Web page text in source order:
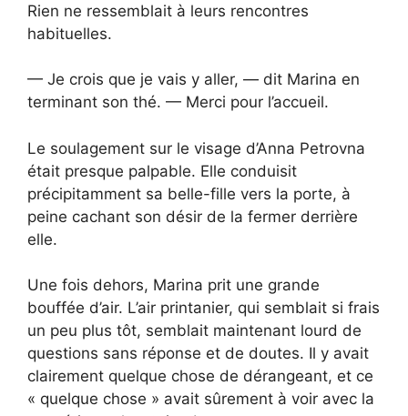
Rien ne ressemblait à leurs rencontres
habituelles.
— Je crois que je vais y aller, — dit Marina en
terminant son thé. — Merci pour l’accueil.
Le soulagement sur le visage d’Anna Petrovna
était presque palpable. Elle conduisit
précipitamment sa belle-fille vers la porte, à
peine cachant son désir de la fermer derrière
elle.
Une fois dehors, Marina prit une grande
bouffée d’air. L’air printanier, qui semblait si frais
un peu plus tôt, semblait maintenant lourd de
questions sans réponse et de doutes. Il y avait
clairement quelque chose de dérangeant, et ce
« quelque chose » avait sûrement à voir avec la